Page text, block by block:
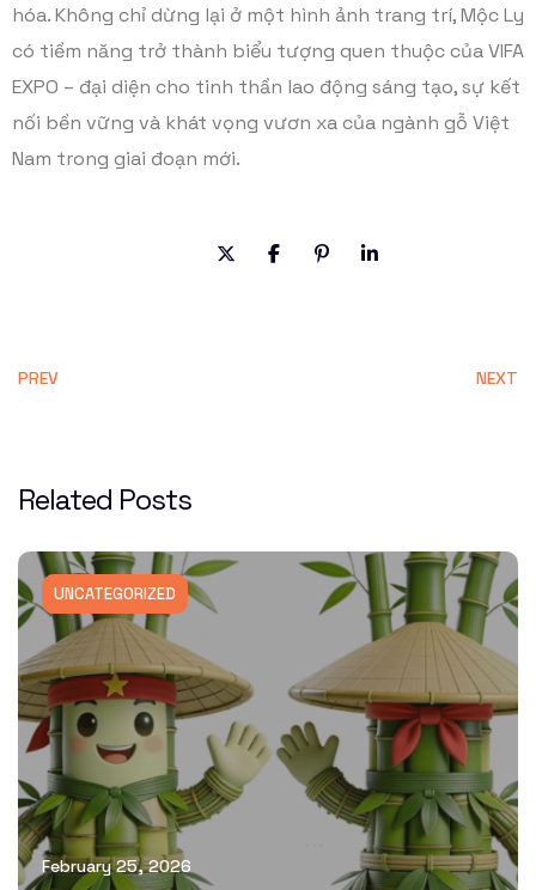
hóa. Không chỉ dừng lại ở một hình ảnh trang trí, Mộc Ly
có tiềm năng trở thành biểu tượng quen thuộc của VIFA
EXPO – đại diện cho tinh thần lao động sáng tạo, sự kết
nối bền vững và khát vọng vươn xa của ngành gỗ Việt
Nam trong giai đoạn mới.
PREV NEXT
Related Posts
UNCATEGORIZED
February 25, 2026